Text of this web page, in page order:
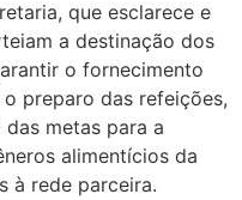
que esclarece e
a destinação dos
o fornecimento
preparo das refeições,
metas para a
alimentícios da
à rede parceira.